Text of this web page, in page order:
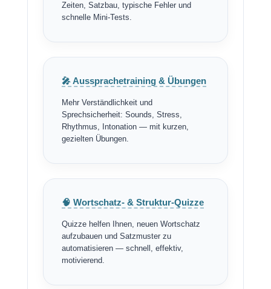
Zeiten, Satzbau, typische Fehler und
schnelle Mini-Tests.
🎤 Aussprachetraining & Übungen
Mehr Verständlichkeit und
Sprechsicherheit: Sounds, Stress,
Rhythmus, Intonation — mit kurzen,
gezielten Übungen.
🧠 Wortschatz- & Struktur-Quizze
Quizze helfen Ihnen, neuen Wortschatz
aufzubauen und Satzmuster zu
automatisieren — schnell, effektiv,
motivierend.